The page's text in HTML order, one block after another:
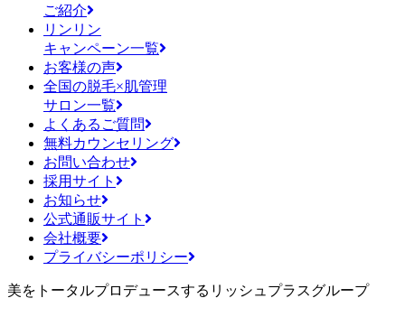
ご紹介
リンリン
キャンペーン一覧
お客様の声
全国の脱毛×肌管理
サロン一覧
よくあるご質問
無料カウンセリング
お問い合わせ
採用サイト
お知らせ
公式通販サイト
会社概要
プライバシーポリシー
美をトータルプロデュースするリッシュプラスグループ